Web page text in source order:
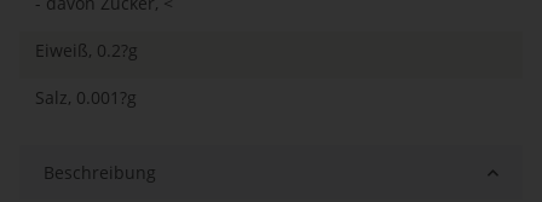
Eiweiß, 0.2?g
Salz, 0.001?g
Beschreibung